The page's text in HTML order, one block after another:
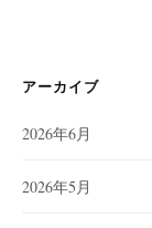
アーカイブ
2026年6月
2026年5月